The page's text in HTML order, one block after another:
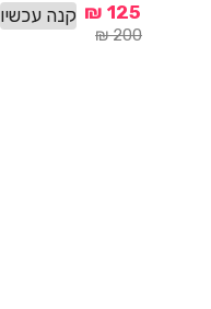
₪200
₪ 125 קנה עכשיו